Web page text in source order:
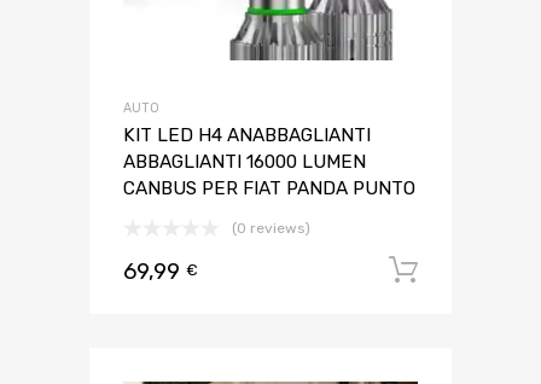
AUTO
KIT LED H4 ANABBAGLIANTI
ABBAGLIANTI 16000 LUMEN
CANBUS PER FIAT PANDA PUNTO
(0 reviews)
69,99 €